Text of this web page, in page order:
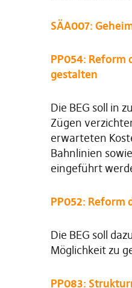
SÄA007:
PP054: Reform
gestalten
Die BEG soll in
Zügen
erwarteten
Bahnlinien
eingeführt
PP052: Reform
Die BEG soll
Möglichkeit zu
PP083: